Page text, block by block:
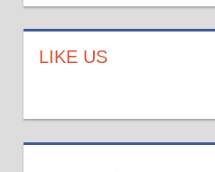
LIKE US